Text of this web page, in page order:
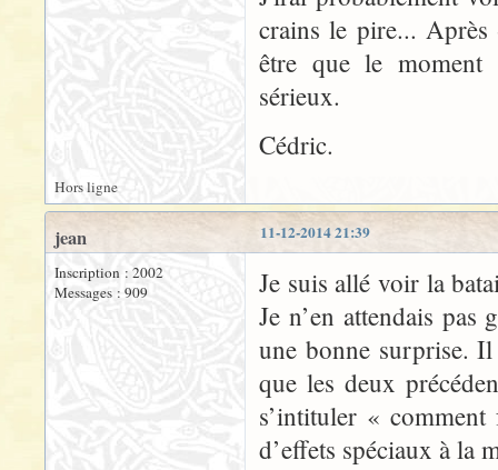
crains le pire...
être que le moment
sérieux.
Cédric.
Hors ligne
11-12-2014 21:39
jean
Inscription : 2002
Messages : 909
Je suis allé voir la
Je n’en attendais
une bonne surprise.
que les deux
s’intituler «
d’effets spéciaux à la